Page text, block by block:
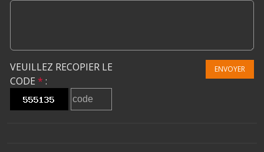
VEUILLEZ RECOPIER LE
CODE * :
ENVOYER